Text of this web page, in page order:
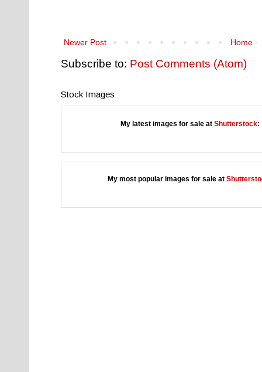
Newer Post Home
Subscribe to: Post Comments (Atom)
Stock Images
My latest images for sale at Shutterstock:
My most popular images for sale at